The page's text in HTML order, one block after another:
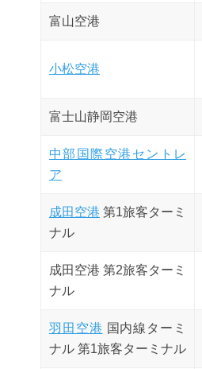
富山空港
小松空港
富士山静岡空港
中部国際空港セントレ
ア
成田空港 第1旅客ターミ
ナル
成田空港 第2旅客ターミ
ナル
羽田空港 国内線ターミ
ナル 第1旅客ターミナル